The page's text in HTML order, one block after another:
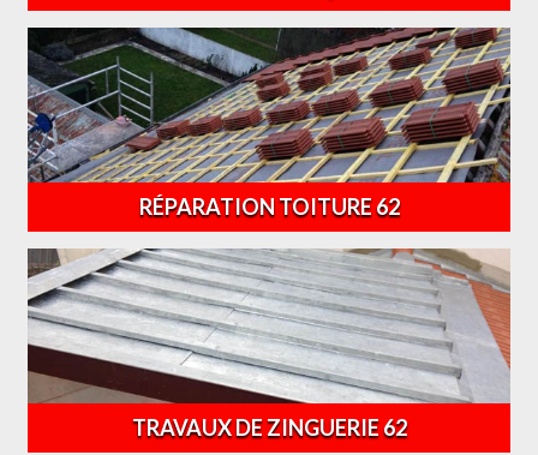
RÉPARATION TOITURE 62
TRAVAUX DE ZINGUERIE 62